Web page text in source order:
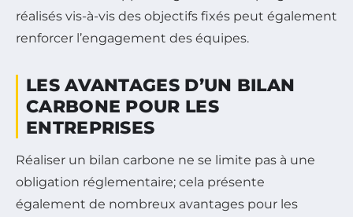
réalisés vis-à-vis des objectifs fixés peut également
renforcer l’engagement des équipes.
LES AVANTAGES D’UN BILAN
CARBONE POUR LES
ENTREPRISES
Réaliser un bilan carbone ne se limite pas à une
obligation réglementaire; cela présente
également de nombreux avantages pour les